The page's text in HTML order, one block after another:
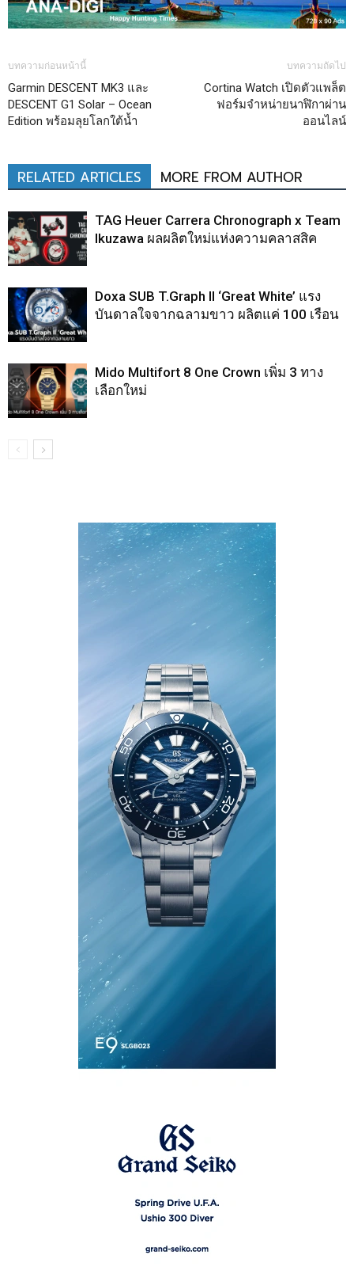
บทความก่อนหน้านี้
Garmin DESCENT MK3 และ
DESCENT G1 Solar – Ocean
Edition พร้อมลุยโลกใต้น้ำ
บทความถัดไป
Cortina Watch เปิดตัวแพล็ต
ฟอร์มจำหน่ายนาฬิกาผ่าน
ออนไลน์
RELATED ARTICLES MORE FROM AUTHOR
TAG Heuer Carrera Chronograph x Team
Ikuzawa ผลผลิตใหม่แห่งความคลาสสิค
Doxa SUB T.Graph II ‘Great White’ แรง
บันดาลใจจากฉลามขาว ผลิตแค่ 100 เรือน
Mido Multifort 8 One Crown เพิ่ม 3 ทาง
เลือกใหม่